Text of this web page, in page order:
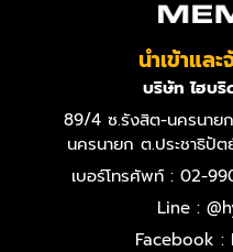
นำเข้าแล
บริษัท ไฮบริ
89/4 ซ.รังสิต-นครนาย
นครนายก ต.ประชาธิปั
เบอร์โทรศัพท์ : 02-
Line :
Facebook :